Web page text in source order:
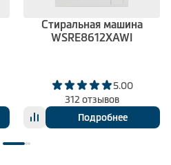
Стиральная машина
WSRE8612XAWI
5.00
312 отзывов
Подробнее